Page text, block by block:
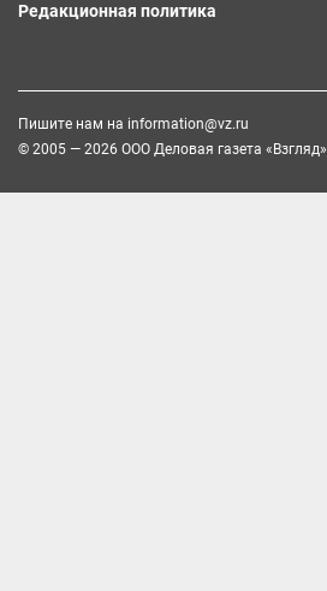
Редакционная политика
Пишите нам на information@vz.ru
© 2005 — 2026 ООО Деловая газета «Взгляд»